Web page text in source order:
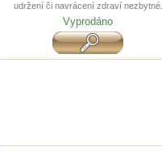
udržení či navrácení zdraví nezbytné.
Vyprodáno